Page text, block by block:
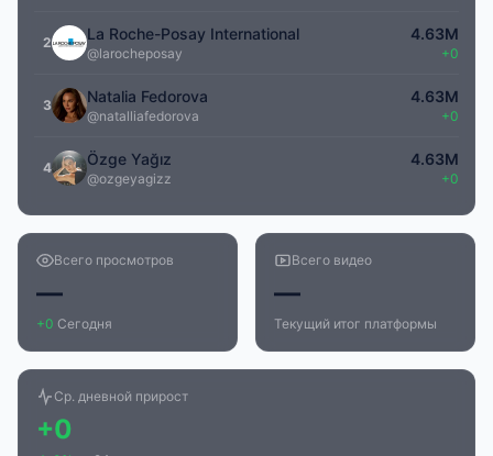
2 La Roche-Posay International
@larocheposay
4.63M
+0
3 Natalia Fedorova
@natalliafedorova
4.63M
+0
4 Özge Yağız
@ozgeyagizz
4.63M
+0
Всего просмотров
—
+0 Сегодня
Всего видео
—
Текущий итог платформы
Ср. дневной прирост
+0